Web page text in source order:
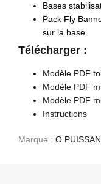
Bases
Pack Fly
sur la base
Télécharger :
Modèle PDF
Modèle PDF
Modèle PDF
Instructions
Marque : O